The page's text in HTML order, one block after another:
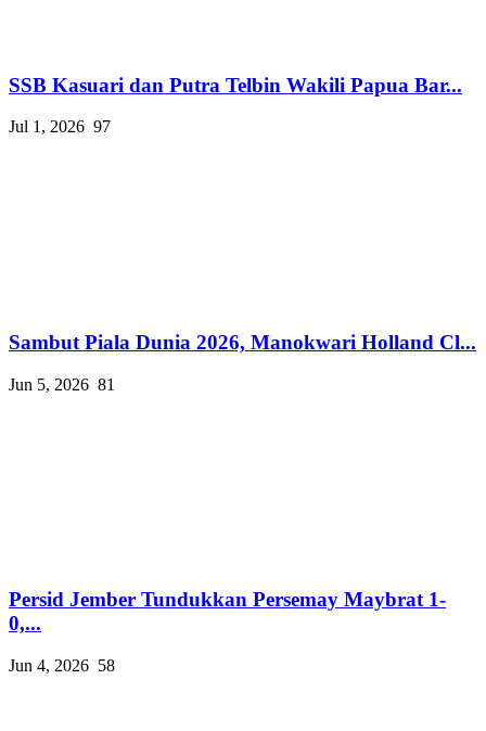
SSB Kasuari dan Putra Telbin Wakili Papua Bar...
Jul 1, 2026 97
Sambut Piala Dunia 2026, Manokwari Holland Cl...
Jun 5, 2026 81
Persid Jember Tundukkan Persemay Maybrat 1-
0,...
Jun 4, 2026 58